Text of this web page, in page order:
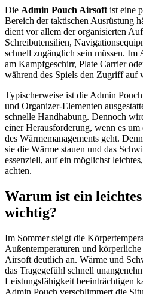
Die Admin Pouch Airsoft ist eine
Bereich der taktischen Ausrüstung
dient vor allem der organisierten
Schreibutensilien,
schnell zugänglich sein müssen. Im
am Kampfgeschirr, Plate Carrier
während des Spiels den Zugriff auf
Typischerweise ist die Admin
und Organizer-Elementen
schnelle Handhabung. Dennoch
einer Herausforderung, wenn es
des Wärmemanagements geht.
sie die Wärme stauen und das
essenziell, auf ein möglichst
achten.
Warum ist ein
wichtig?
Im Sommer steigt die
Außentemperaturen und
Airsoft deutlich an. Wärme und
das Tragegefühl schnell
Leistungsfähigkeit beeinträchtigen
Admin Pouch verschlimmert die